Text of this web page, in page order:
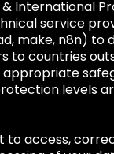
International
service
make, n8n) to
to countries
levels
to access,